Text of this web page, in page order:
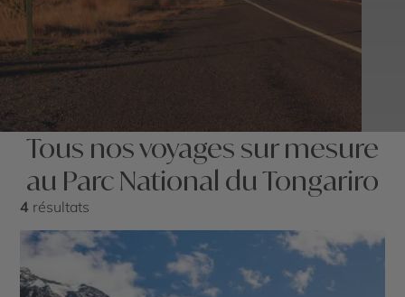
Tous nos voyages sur mesure
au Parc National du Tongariro
4 résultats